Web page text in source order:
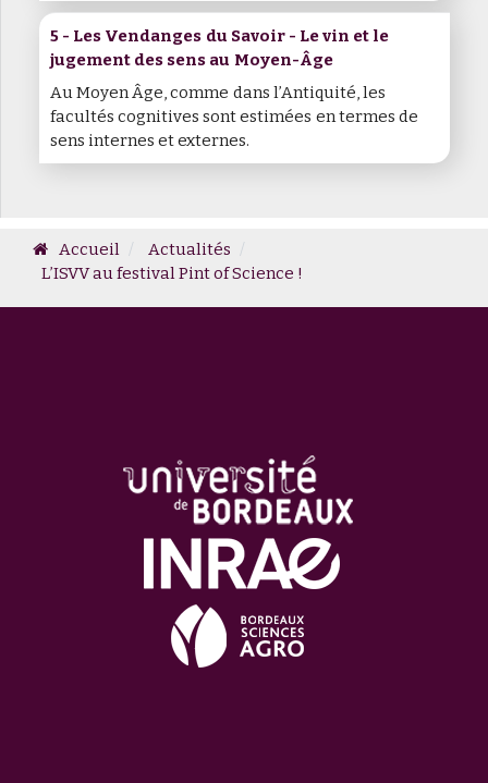
5 - Les Vendanges du Savoir - Le vin et le
jugement des sens au Moyen-Âge
Au Moyen Âge, comme dans l’Antiquité, les
facultés cognitives sont estimées en termes de
sens internes et externes.
Accueil
Actualités
L’ISVV au festival Pint of Science !